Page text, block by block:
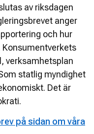
av riksdagen
anger
och hur
verksamhetsplan
statlig myndighet
Det är
på sidan om våra